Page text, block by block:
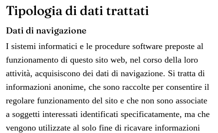
Tipologia di dati trattati
Dati di navigazione
I sistemi informatici e le procedure software preposte al
funzionamento di questo sito web, nel corso della loro
attività, acquisiscono dei dati di navigazione. Si tratta di
informazioni anonime, che sono raccolte per consentire il
regolare funzionamento del sito e che non sono associate
a soggetti interessati identificati specificatamente, ma che
vengono utilizzate al solo fine di ricavare informazioni